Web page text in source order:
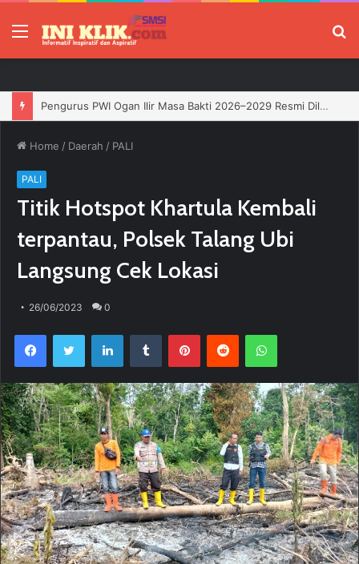
Menu
Home / Daerah / PALI
PALI
Titik Hotspot Khartula Kembali
terpantau, Polsek Talang Ubi
Langsung Cek Lokasi
26/06/2023 0